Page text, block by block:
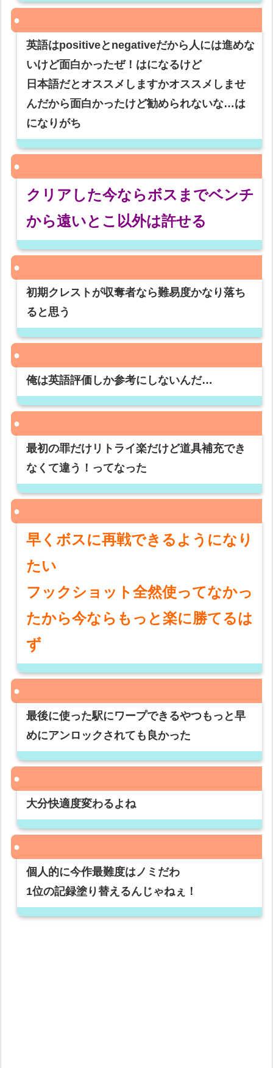
英語はpositiveとnegativeだから人には進めな
いけど面白かったぜ！はになるけど
日本語だとオススメしますかオススメしませ
んだから面白かったけど勧められないな…は
になりがち
クリアした今ならボスまでベンチ
から遠いとこ以外は許せる
初期クレストが収奪者なら難易度かなり落ち
ると思う
俺は英語評価しか参考にしないんだ…
最初の罪だけリトライ楽だけど道具補充でき
なくて違う！ってなった
早くボスに再戦できるようになり
たい
フックショット全然使ってなかっ
たから今ならもっと楽に勝てるは
ず
最後に使った駅にワープできるやつもっと早
めにアンロックされても良かった
大分快適度変わるよね
個人的に今作最難度はノミだわ
1位の記録塗り替えるんじゃねぇ！